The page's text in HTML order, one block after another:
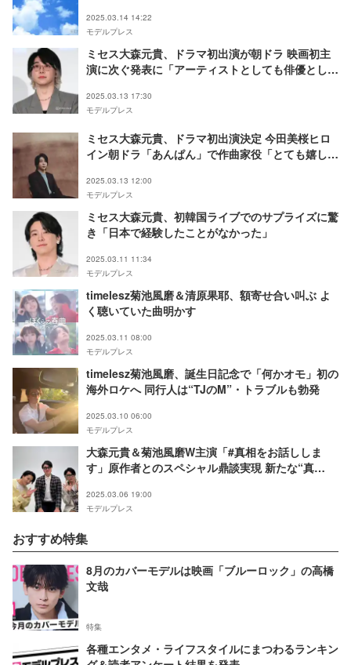
2025.03.14 14:22
モデルプレス
ミセス大森元貴、ドラマ初出演が朝ドラ 映画初主
演に次ぐ発表に「アーティストとしても俳優として
2025.03.13 17:30
モデルプレス
ミセス大森元貴、ドラマ初出演決定 今田美桜ヒロ
イン朝ドラ「あんぱん」で作曲家役「とても嬉しく
2025.03.13 12:00
モデルプレス
ミセス大森元貴、初韓国ライブでのサプライズに驚
き「日本で経験したことがなかった」
2025.03.11 11:34
モデルプレス
timelesz菊池風磨＆清原果耶、額寄せ合い叫ぶ よ
く聴いていた曲明かす
2025.03.11 08:00
モデルプレス
timelesz菊池風磨、誕生日記念で「何かオモ」初の
海外ロケへ 同行人は“TJのM”・トラブルも勃発
2025.03.10 06:00
モデルプレス
大森元貴＆菊池風磨W主演「#真相をお話ししま
す」原作者とのスペシャル鼎談実現 新たな“真
2025.03.06 19:00
モデルプレス
おすすめ特集
8月のカバーモデルは映画「ブルーロック」の高橋
文哉
特集
各種エンタメ・ライフスタイルにまつわるランキン